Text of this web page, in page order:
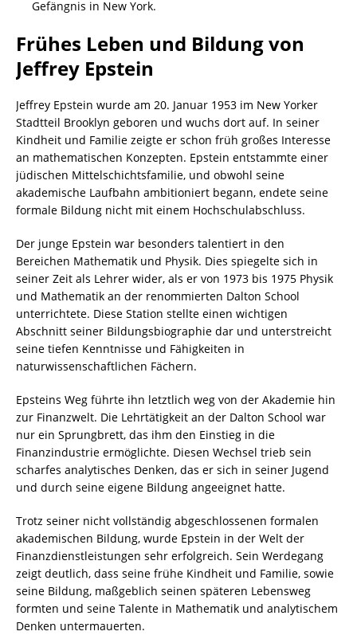
Gefängnis in New York.
Frühes Leben und Bildung von
Jeffrey Epstein
Jeffrey Epstein wurde am 20. Januar 1953 im New Yorker
Stadtteil Brooklyn geboren und wuchs dort auf. In seiner
Kindheit und Familie zeigte er schon früh großes Interesse
an mathematischen Konzepten. Epstein entstammte einer
jüdischen Mittelschichtsfamilie, und obwohl seine
akademische Laufbahn ambitioniert begann, endete seine
formale Bildung nicht mit einem Hochschulabschluss.
Der junge Epstein war besonders talentiert in den
Bereichen Mathematik und Physik. Dies spiegelte sich in
seiner Zeit als Lehrer wider, als er von 1973 bis 1975 Physik
und Mathematik an der renommierten Dalton School
unterrichtete. Diese Station stellte einen wichtigen
Abschnitt seiner Bildungsbiographie dar und unterstreicht
seine tiefen Kenntnisse und Fähigkeiten in
naturwissenschaftlichen Fächern.
Epsteins Weg führte ihn letztlich weg von der Akademie hin
zur Finanzwelt. Die Lehrtätigkeit an der Dalton School war
nur ein Sprungbrett, das ihm den Einstieg in die
Finanzindustrie ermöglichte. Diesen Wechsel trieb sein
scharfes analytisches Denken, das er sich in seiner Jugend
und durch seine eigene Bildung angeeignet hatte.
Trotz seiner nicht vollständig abgeschlossenen formalen
akademischen Bildung, wurde Epstein in der Welt der
Finanzdienstleistungen sehr erfolgreich. Sein Werdegang
zeigt deutlich, dass seine frühe Kindheit und Familie, sowie
seine Bildung, maßgeblich seinen späteren Lebensweg
formten und seine Talente in Mathematik und analytischem
Denken untermauerten.